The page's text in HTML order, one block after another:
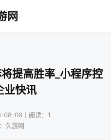
网
提高胜率_小程序控
业快讯
08-08｜阅读：1
久游网